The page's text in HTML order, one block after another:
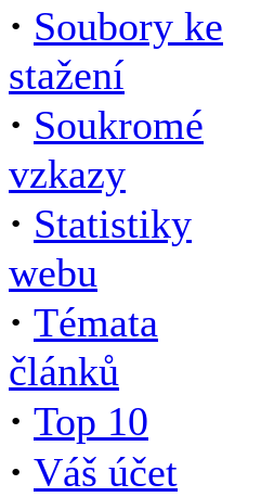
· Soubory ke
stažení
· Soukromé
vzkazy
· Statistiky
webu
· Témata
článků
· Top 10
· Váš účet